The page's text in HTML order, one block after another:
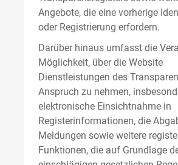
Angebote, die eine vorherige
oder Registrierung erfordern.
Darüber hinaus umfasst die
Möglichkeit, über die Website
Dienstleistungen des
Anspruch zu nehmen,
elektronische Einsichtnahme in
Registerinformationen, die
Meldungen sowie weitere
Funktionen, die auf Grundlage